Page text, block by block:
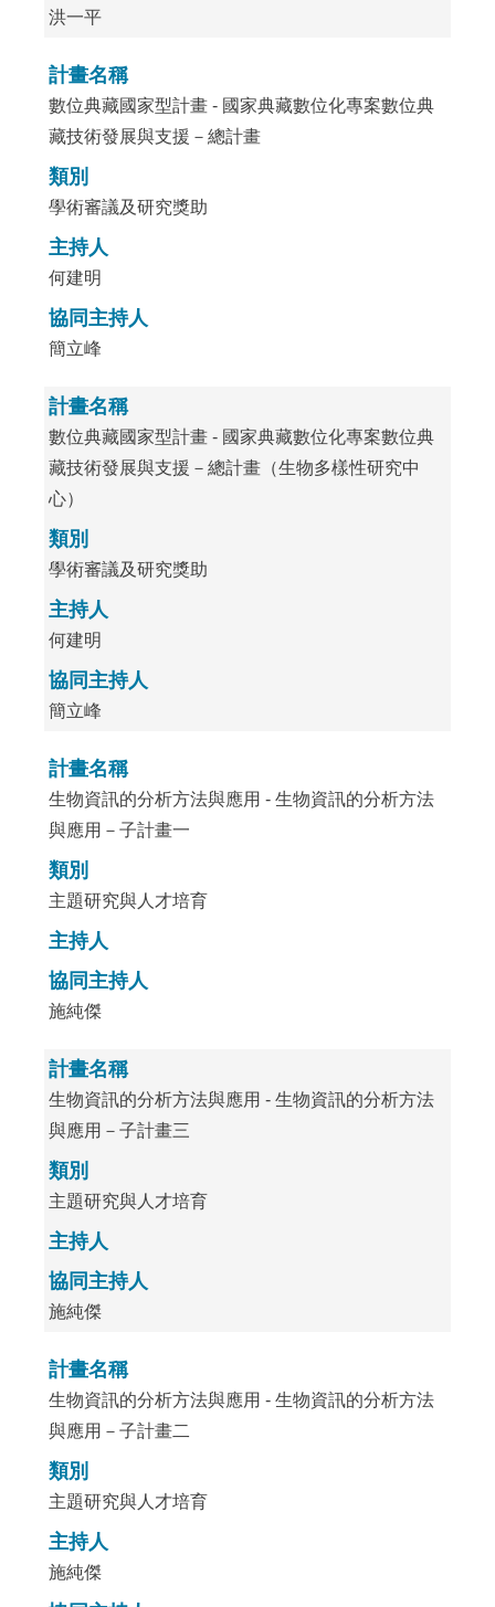
洪一平
計畫名稱
數位典藏國家型計畫 - 國家典藏數位化專案數位典
藏技術發展與支援－總計畫
類別
學術審議及研究獎助
主持人
何建明
協同主持人
簡立峰
計畫名稱
數位典藏國家型計畫 - 國家典藏數位化專案數位典
藏技術發展與支援－總計畫（生物多樣性研究中
心）
類別
學術審議及研究獎助
主持人
何建明
協同主持人
簡立峰
計畫名稱
生物資訊的分析方法與應用 - 生物資訊的分析方法
與應用－子計畫一
類別
主題研究與人才培育
主持人
協同主持人
施純傑
計畫名稱
生物資訊的分析方法與應用 - 生物資訊的分析方法
與應用－子計畫三
類別
主題研究與人才培育
主持人
協同主持人
施純傑
計畫名稱
生物資訊的分析方法與應用 - 生物資訊的分析方法
與應用－子計畫二
類別
主題研究與人才培育
主持人
施純傑